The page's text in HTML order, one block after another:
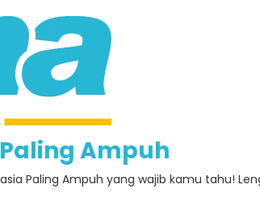
Ampuh
Paling Ampuh yang wajib kamu tahu!